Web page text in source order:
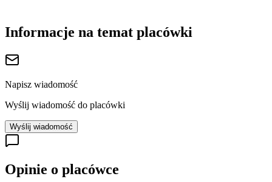
Informacje na temat placówki
Napisz wiadomość
Wyślij wiadomość do placówki
Wyślij wiadomość
Opinie o placówce